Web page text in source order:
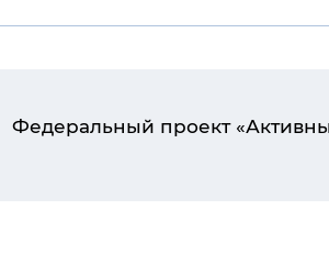
Федеральный проект